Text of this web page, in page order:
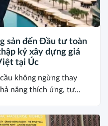
sản đến Đầu tư toàn
kỷ xây dựng giá
tại Úc
không ngừng thay
năng thích ứng, tư...